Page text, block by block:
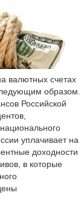
валютных счетах
образом.
Российской
уплачивает на
доходности
в которые